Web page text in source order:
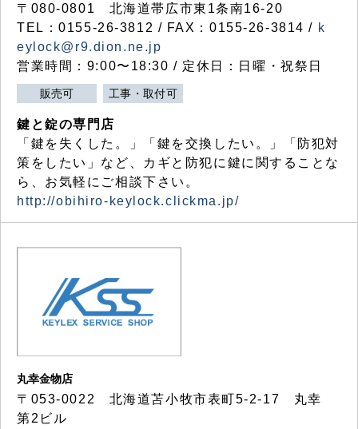
〒080-0801 北海道帯広市東1条南16-20
TEL：0155-26-3812 / FAX：0155-26-3814 / k
eylock@r9.dion.ne.jp
営業時間：9:00〜18:30 / 定休日：日曜・祝祭日
販売可 工事・取付可
鍵と錠の専門店
「鍵を失くした。」「鍵を交換したい。」「防犯対
策をしたい」など、カギと防犯に鍵に関することな
ら、お気軽にご相談下さい。
http://obihiro-keylock.clickma.jp/
丸幸金物店
〒053-0022 北海道苫小牧市表町5-2-17 丸幸
第2ビル